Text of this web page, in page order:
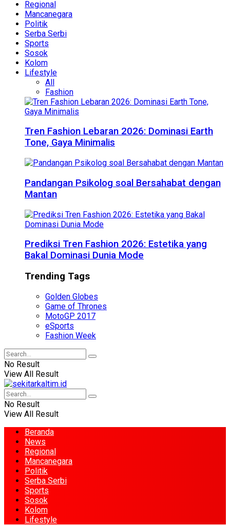
Regional
Mancanegara
Politik
Serba Serbi
Sports
Sosok
Kolom
Lifestyle
All
Fashion
Tren Fashion Lebaran 2026: Dominasi Earth
Tone, Gaya Minimalis
Pandangan Psikolog soal Bersahabat dengan
Mantan
Prediksi Tren Fashion 2026: Estetika yang
Bakal Dominasi Dunia Mode
Trending Tags
Golden Globes
Game of Thrones
MotoGP 2017
eSports
Fashion Week
No Result
View All Result
No Result
View All Result
Beranda
News
Regional
Mancanegara
Politik
Serba Serbi
Sports
Sosok
Kolom
Lifestyle